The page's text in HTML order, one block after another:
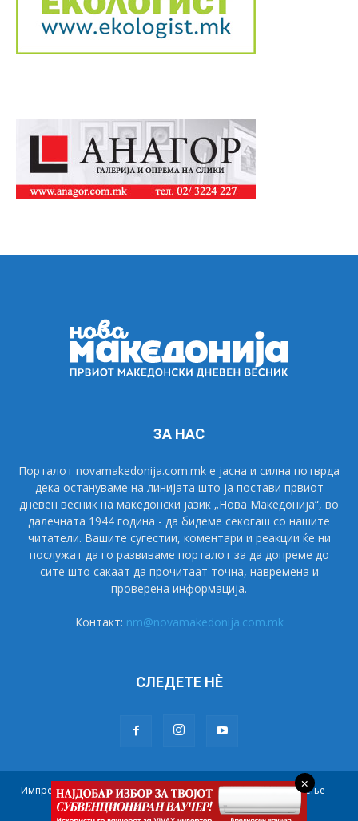
ЗА НАС
Порталот novamakedonija.com.mk е јасна и силна потврда
дека остануваме на линијата што ја постави првиот
дневен весник на македонски јазик „Нова Македонија“, во
далечната 1944 година - да бидеме секогаш со нашите
читатели. Вашите сугестии, коментари и реакции ќе ни
послужат да го развиваме порталот за да допреме до
сите што сакаат да прочитаат точна, навремена и
проверена информација.
Контакт: nm@novamakedonija.com.mk
СЛЕДЕТЕ НÈ
Импресум Маркетинг Претплата
Правила на користење
Контакт
×